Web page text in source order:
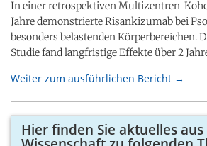
In einer retrospektiven Multizentren-
Jahre demonstrierte Risankizumab bei
besonders belastenden Körperbereichen.
Studie fand langfristige Effekte über 2
Weiter zum ausführlichen Bericht →
Hier finden Sie aktuelles